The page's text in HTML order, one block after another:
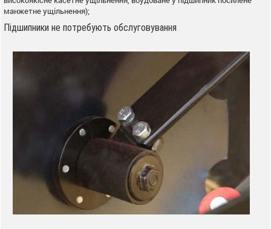
манжетне ущільнення);
Підшипники не потребують обслуговування